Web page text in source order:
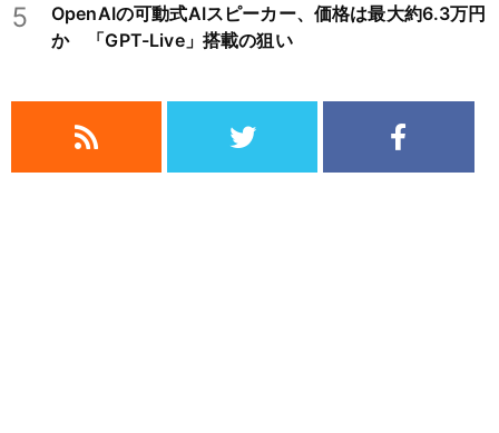
5
OpenAIの可動式AIスピーカー、価格は最大約6.3万円
か 「GPT-Live」搭載の狙い